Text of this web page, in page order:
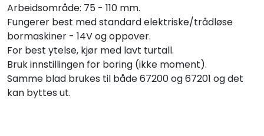
Arbeidsområde: 75 - 110 mm.
Fungerer best med standard elektriske/trådløse
bormaskiner - 14V og oppover.
For best ytelse, kjør med lavt turtall.
Bruk innstillingen for boring (ikke moment).
Samme blad brukes til både 67200 og 67201 og det
kan byttes ut.